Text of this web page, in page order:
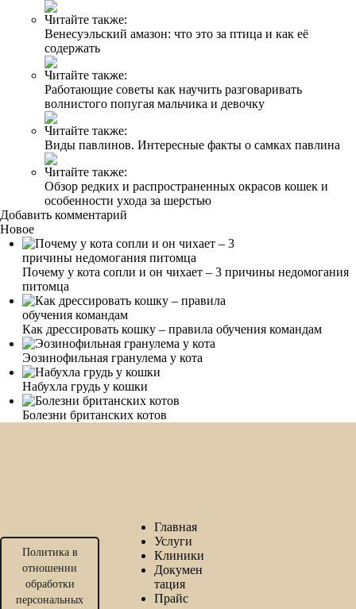
Читайте также:
Венесуэльский амазон: что это за птица и как её
содержать
Читайте также:
Работающие советы как научить разговаривать
волнистого попугая мальчика и девочку
Читайте также:
Виды павлинов. Интересные факты о самках павлина
Читайте также:
Обзор редких и распространенных окрасов кошек и
особенности ухода за шерстью
Добавить комментарий
Новое
Почему у кота сопли и он чихает – 3 причины недомогания
питомца
Как дрессировать кошку – правила обучения командам
Эозинофильная гранулема у кота
Набухла грудь у кошки
Болезни британских котов
Политика в
отношении
обработки
персональных
Главная
Услуги
Клиники
Докумен
тация
Прайс